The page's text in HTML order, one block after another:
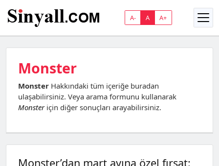
A- A A+
Monster
Monster Hakkındaki tüm içeriğe buradan
ulaşabilirsiniz. Veya arama formunu kullanarak
Monsteriçin diğer sonuçları arayabilirsiniz.
Monster’dan mart ayına özel fırsat: